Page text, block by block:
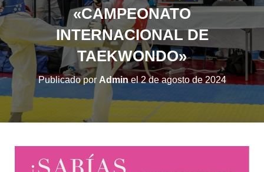
«CAMPEONATO
INTERNACIONAL DE
TAEKWONDO»
Publicado por Adminel2 de agosto de 2024